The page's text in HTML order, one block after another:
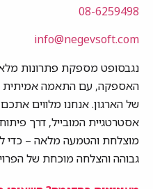
08-6259498
info@negevsoft.com
נגבסופט מספקת פתרונות
האספקה, עם התאמה אמיתית
של הארגון. אנחנו מלווים
אסטרטגיית המובייל, דרך
מוצלחת והטמעה מלאה – כדי
גבוהה והצלחה מוכחת של